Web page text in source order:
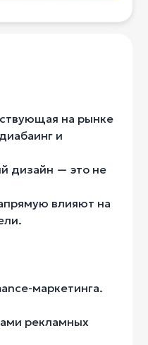
на рынке
и
дизайн — это не
влияют на
маркетинга.
рекламных